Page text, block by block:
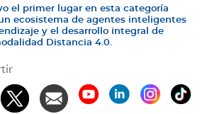
el primer lugar en esta categoría
un ecosistema de agentes inteligentes
y el desarrollo integral de
Distancia 4.0.